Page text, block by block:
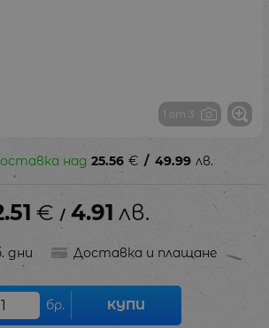
1 от 3
над 25.56 € / 49.99 лв.
€ / 4.91 лв.
дни Доставка и плащане
бр. КУПИ